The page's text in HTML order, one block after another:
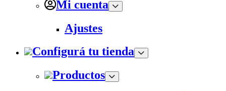
Mi cuenta
Ajustes
Configurá tu tienda
Productos